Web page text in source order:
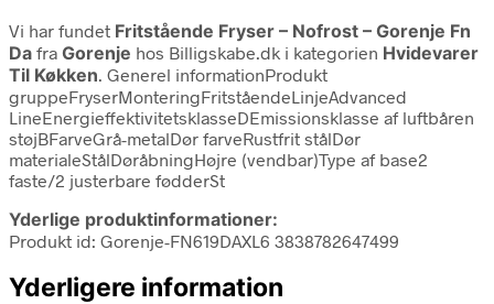
Vi har fundet Fritstående Fryser – Nofrost – Gorenje Fn
Da fra Gorenje hos Billigskabe.dk i kategorien Hvidevarer
Til Køkken. Generel informationProdukt
gruppeFryserMonteringFritståendeLinjeAdvanced
LineEnergieffektivitetsklasseDEmissionsklasse af luftbåren
støjBFarveGrå-metalDør farveRustfrit stålDør
materialeStålDøråbningHøjre (vendbar)Type af base2
faste/2 justerbare fødderSt
Yderlige produktinformationer:
Produkt id: Gorenje-FN619DAXL6 3838782647499
Yderligere information